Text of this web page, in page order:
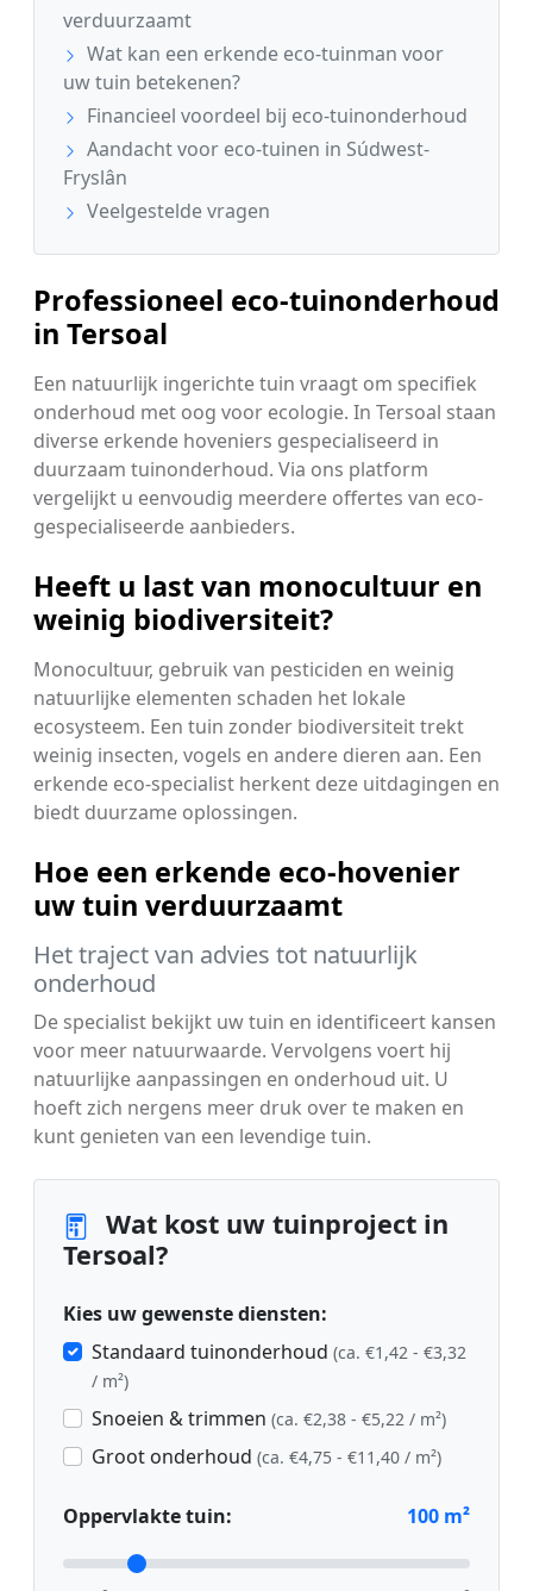
verduurzaamt
Wat kan een erkende eco-tuinman voor
uw tuin betekenen?
Financieel voordeel bij eco-tuinonderhoud
Aandacht voor eco-tuinen in Súdwest-
Fryslân
Veelgestelde vragen
Professioneel eco-tuinonderhoud
in Tersoal
Een natuurlijk ingerichte tuin vraagt om specifiek
onderhoud met oog voor ecologie. In Tersoal staan
diverse erkende hoveniers gespecialiseerd in
duurzaam tuinonderhoud. Via ons platform
vergelijkt u eenvoudig meerdere offertes van eco-
gespecialiseerde aanbieders.
Heeft u last van monocultuur en
weinig biodiversiteit?
Monocultuur, gebruik van pesticiden en weinig
natuurlijke elementen schaden het lokale
ecosysteem. Een tuin zonder biodiversiteit trekt
weinig insecten, vogels en andere dieren aan. Een
erkende eco-specialist herkent deze uitdagingen en
biedt duurzame oplossingen.
Hoe een erkende eco-hovenier
uw tuin verduurzaamt
Het traject van advies tot natuurlijk
onderhoud
De specialist bekijkt uw tuin en identificeert kansen
voor meer natuurwaarde. Vervolgens voert hij
natuurlijke aanpassingen en onderhoud uit. U
hoeft zich nergens meer druk over te maken en
kunt genieten van een levendige tuin.
Wat kost uw tuinproject in
Tersoal?
Kies uw gewenste diensten:
Standaard tuinonderhoud (ca. €1,42 - €3,32
/ m²)
Snoeien & trimmen (ca. €2,38 - €5,22 / m²)
Groot onderhoud (ca. €4,75 - €11,40 / m²)
Oppervlakte tuin: 100 m²